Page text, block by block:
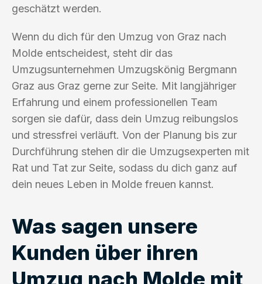
geschätzt werden.
Wenn du dich für den Umzug von Graz nach
Molde entscheidest, steht dir das
Umzugsunternehmen Umzugskönig Bergmann
Graz aus Graz gerne zur Seite. Mit langjähriger
Erfahrung und einem professionellen Team
sorgen sie dafür, dass dein Umzug reibungslos
und stressfrei verläuft. Von der Planung bis zur
Durchführung stehen dir die Umzugsexperten mit
Rat und Tat zur Seite, sodass du dich ganz auf
dein neues Leben in Molde freuen kannst.
Was sagen unsere
Kunden über ihren
Umzug nach Molde mit